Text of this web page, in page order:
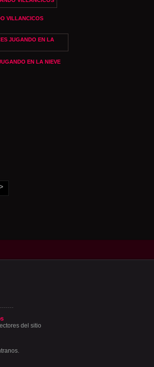
VILLANCICOS
EN LA NIEVE
del sitio